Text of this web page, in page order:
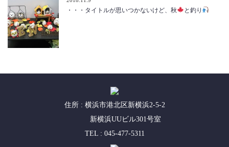
・・・タイトルが思いつかないけど、秋 と釣り
住所 : 横浜市港北区新横浜2-5-2
新横浜UUビル301号室
TEL : 045-477-5311